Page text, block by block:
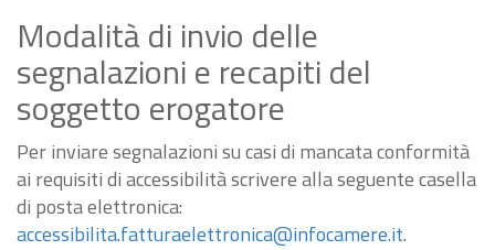
Modalità di invio delle
segnalazioni e recapiti del
soggetto erogatore
Per inviare segnalazioni su casi di mancata conformità
ai requisiti di accessibilità scrivere alla seguente casella
di posta elettronica:
accessibilita.fatturaelettronica@infocamere.it.